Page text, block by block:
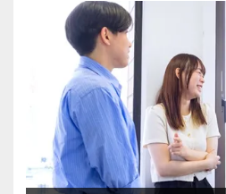
く資本政策立案マニュアル
り、この分野では第一人者
スタートアップ企業の支援
仕事です！
創業まもない頃から担当さ
が数年後には大きく成⻑し
上げていく実感があり、大
ついて指導します。
当社ではチーム制を取って
ション重視。
スタッフ同士で情報共有・
件にあたるスタイルです。
安心してこの業界に飛び込